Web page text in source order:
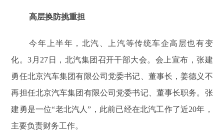
高层换防挑重担
今年上半年，北汽、上汽等传统车企高层也有变
化。3月27日，北汽集团召开干部大会。会上宣布，张建
勇任北京汽车集团有限公司党委书记、董事长，姜德义不
再担任北京汽车集团有限公司党委书记、董事长职务。张
建勇是一位“老北汽人”，此前已经在北汽工作了近20年，
主要负责财务工作。